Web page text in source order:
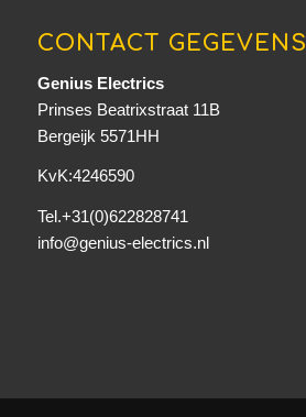
CONTACT GEGEVENS
Genius Electrics
Prinses Beatrixstraat 11B
Bergeijk 5571HH
KvK:4246590
Tel.+31(0)622828741
info@genius-electrics.nl